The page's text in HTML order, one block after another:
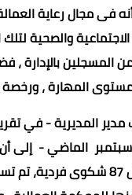
فى مجال رعاية
المهارة ، ورخصة
مدير المديرية - في
الماضي - إلى